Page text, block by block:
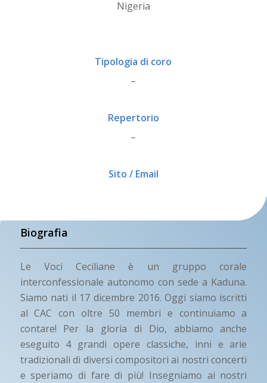
Nigeria
Tipologia di coro
Repertorio
Sito / Email
Biografia
Le Voci Ceciliane è un gruppo corale
interconfessionale autonomo con sede a Kaduna.
Siamo nati il ​​17 dicembre 2016. Oggi siamo iscritti
al CAC con oltre 50 membri e continuiamo a
contare! Per la gloria di Dio, abbiamo anche
eseguito 4 grandi opere classiche, inni e arie
tradizionali di diversi compositori ai nostri concerti
e speriamo di fare di più! Insegniamo ai nostri